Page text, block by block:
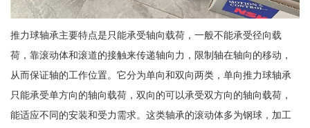
推力球轴承主要特点是只能承受轴向载荷，一般不能承受径向载
荷，靠滚动体和滚道的接触来传递轴向力，限制轴在轴向的移动，
从而保证轴的工作位置。它分为单向和双向两类，单向推力球轴承
只能承受单方向的轴向载荷，双向的可以承受双方向的轴向载荷，
能适应不同的安装和受力需求。这类轴承的滚动体多为钢球，加工